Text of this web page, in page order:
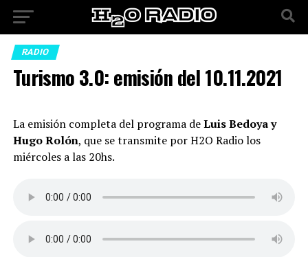
RADIO
Turismo 3.0: emisión del 10.11.2021
La emisión completa del programa deLuis Bedoya y
Hugo Rolón, que se transmite por H2O Radio los
miércoles a las 20hs.